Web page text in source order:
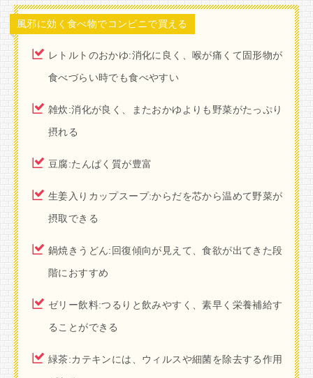
風邪に効く食べ物でコンビニで買える
レトルトのおかゆ:消化に良く、喉が痛くて固形物が
食べづらい時でも食べやすい
雑炊:消化が良く、またおかゆよりも野菜がたっぷり
摂れる
豆腐:たんぱく質が豊富
生姜入りカップスープ:からだを芯から温めて野菜が
摂取できる
鍋焼きうどん:回復傾向が見えて、食欲が出てきた段
階におすすめ
ゼリー飲料:つるりと飲みやすく、素早く栄養補給す
ることができる
緑茶:カテキンには、ウィルスや細菌を除去する作用